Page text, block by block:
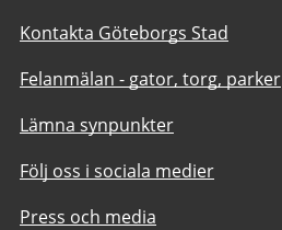
Kontakta Göteborgs Stad
Felanmälan - gator, torg, parker
Lämna synpunkter
Följ oss i sociala medier
Press och media